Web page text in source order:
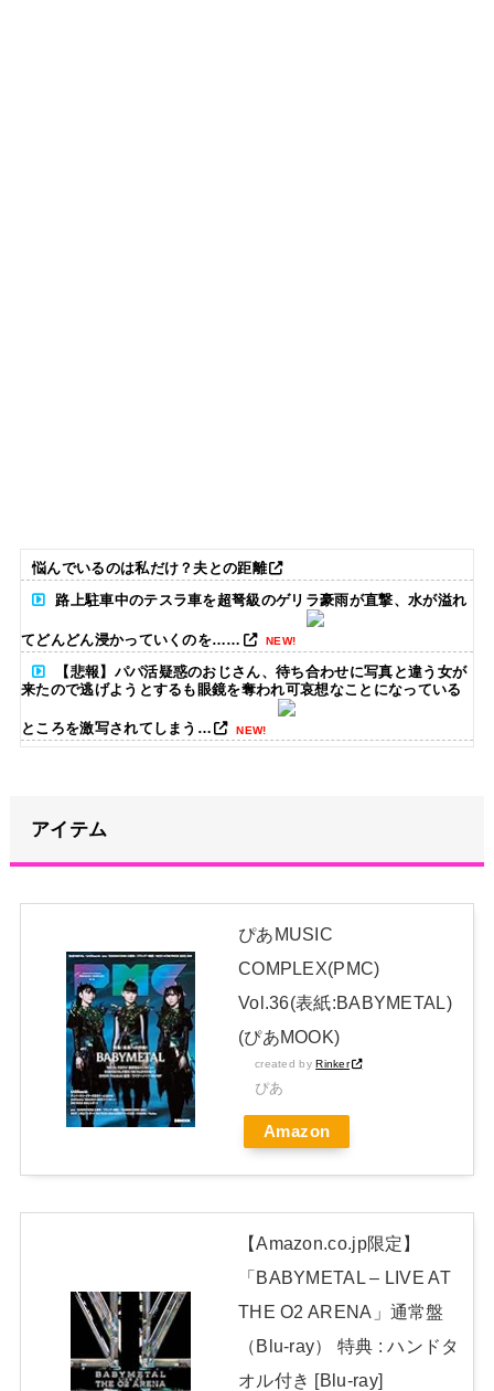
悩んでいるのは私だけ？夫との距離
路上駐車中のテスラ車を超弩級のゲリラ豪雨が直撃、水が溢れ
てどんどん浸かっていくのを…… NEW!
【悲報】パパ活疑惑のおじさん、待ち合わせに写真と違う女が
来たので逃げようとするも眼鏡を奪われ可哀想なことになっている
ところを激写されてしまう… NEW!
【画像】元AKB・柏木由紀、細身な極小パンティがHすぎる
【画像】アイドルさん「体重10キロ増えたらこうなった」
日本独自企画・限定生産盤「METAL FORTH (DELUXE
JAPAN EDITION)」着弾
【BABYMETAL】METAL FORTH DELUXE JAPAN EDITION
アイテム
ぴあMUSIC
COMPLEX(PMC)
Vol.36(表紙:BABYMETAL)
(ぴあMOOK)
created byRinker
ぴあ
Amazon
【Amazon.co.jp限定】
「BABYMETAL – LIVE AT
THE O2 ARENA」通常盤
（Blu-ray） 特典 : ハンドタ
オル付き [Blu-ray]